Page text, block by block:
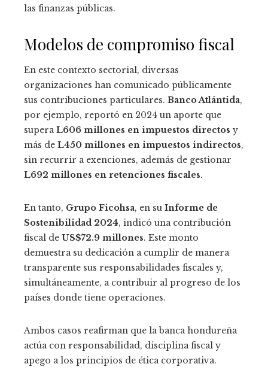
las finanzas públicas.
Modelos de compromiso fiscal
En este contexto sectorial, diversas
organizaciones han comunicado públicamente
sus contribuciones particulares. Banco Atlántida,
por ejemplo, reportó en 2024 un aporte que
superaL606 millones en impuestos directos y
más de L450 millones en impuestos indirectos,
sin recurrir a exenciones, además de gestionar
L692 millones en retenciones fiscales.
En tanto, Grupo Ficohsa, en su Informe de
Sostenibilidad 2024, indicó una contribución
fiscal de US$72.9 millones. Este monto
demuestra su dedicación a cumplir de manera
transparente sus responsabilidades fiscales y,
simultáneamente, a contribuir al progreso de los
países donde tiene operaciones.
Ambos casos reafirman que la banca hondureña
actúa con responsabilidad, disciplina fiscal y
apego a los principios de ética corporativa.